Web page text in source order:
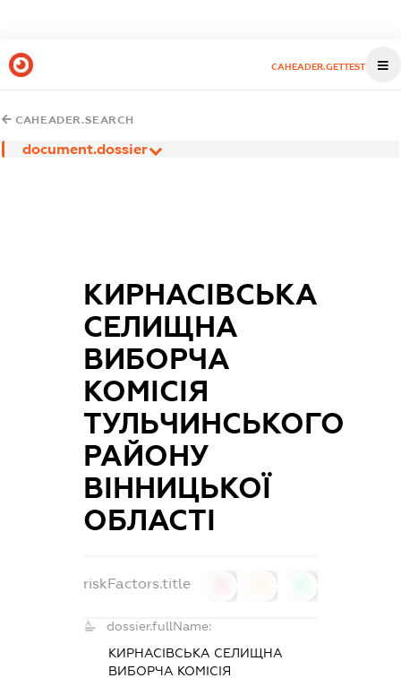
CAHEADER.GETTEST
CAHEADER.SEARCH
document.dossier
КИРНАСІВСЬКА
СЕЛИЩНА
ВИБОРЧА
КОМІСІЯ
ТУЛЬЧИНСЬКОГО
РАЙОНУ
ВІННИЦЬКОЇ
ОБЛАСТІ
riskFactors.title
dossier.fullName:
КИРНАСІВСЬКА СЕЛИЩНА
ВИБОРЧА КОМІСІЯ